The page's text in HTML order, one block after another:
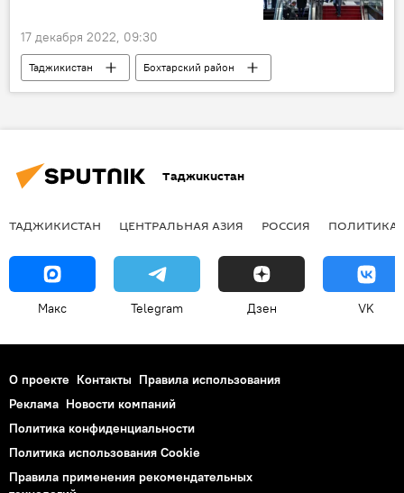
17 декабря 2022, 09:30
Таджикистан
Бохтарский район
аэропорт
Туризм
Таджикистан
ТАДЖИКИСТАН ЦЕНТРАЛЬНАЯ АЗИЯ РОССИЯ ПОЛИТИКА
Макс Telegram Дзен VK
О проекте Контакты Правила использования
Реклама Новости компаний
Политика конфиденциальности
Политика использования Cookie
Правила применения рекомендательных